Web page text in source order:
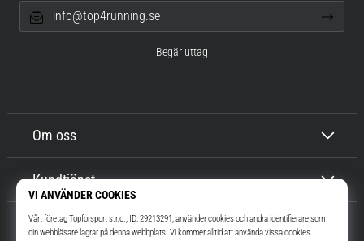
Om oss
Kundtjänst
info@top4running.se
Begär uttag